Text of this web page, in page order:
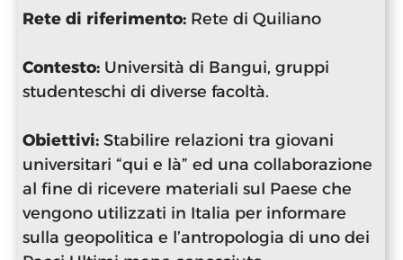
Rete di riferimento: Rete di Quiliano
Contesto: Università di Bangui, gruppi
studenteschi di diverse facoltà.
Obiettivi: Stabilire relazioni tra giovani
universitari “qui e là” ed una collaborazione
al fine di ricevere materiali sul Paese che
vengono utilizzati in Italia per informare
sulla geopolitica e l’antropologia di uno dei